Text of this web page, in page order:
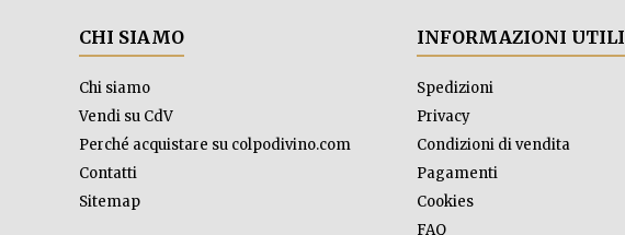
CHI SIAMO
Chi siamo
Vendi su CdV
Perché acquistare su colpodivino.com
Contatti
Sitemap
INFORMAZIONI UTILI
Spedizioni
Privacy
Condizioni di vendita
Pagamenti
Cookies
FAQ